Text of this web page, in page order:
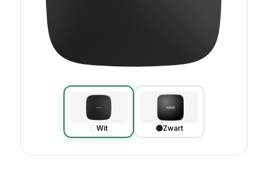
Wit Zwart